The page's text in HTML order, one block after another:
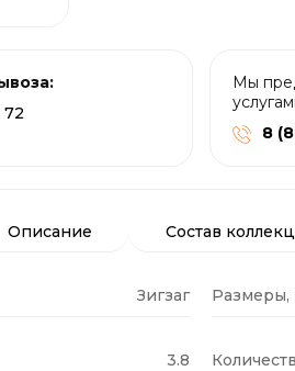
72
Мы
8
Описание Состав
Зигзаг Размеры,
3.8